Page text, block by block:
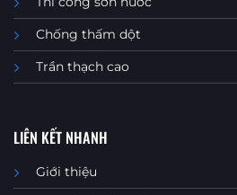
Chống thấm dột
Trần thạch cao
LIÊN KẾT NHANH
Giới thiệu